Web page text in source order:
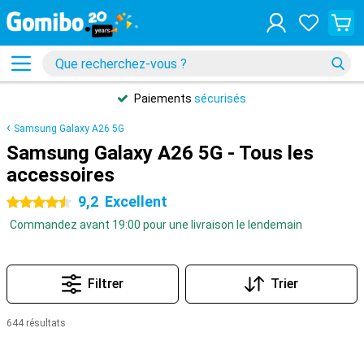
Paiements sécurisés
Samsung Galaxy A26 5G
Samsung Galaxy A26 5G - Tous les
accessoires
4.5 étoiles 9,2 Excellent
Commandez avant 19:00 pour une livraison le lendemain
Filtrer Trier
644 résultats